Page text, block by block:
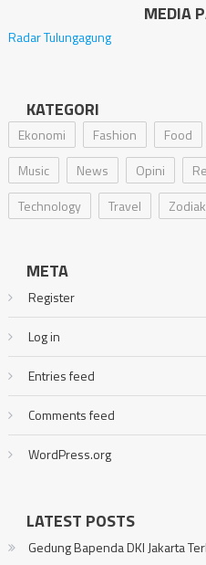
MEDIA
Radar Tulungagung
KATEGORI
Ekonomi Fashion Food
Music
News Opini
Technology
Travel Zodiak
META
Register
Log in
Entries feed
Comments feed
WordPress.org
LATEST POSTS
Gedung Bapenda DKI Jakarta